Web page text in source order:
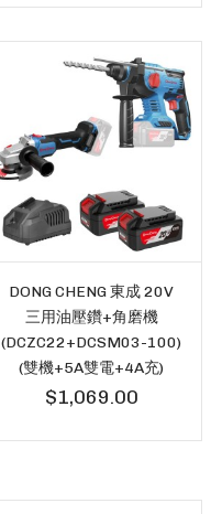
DONG CHENG 東成 20V
三用油壓鑽+角磨機
(DCZC22+DCSM03-100)
(雙機+5A雙電+4A充)
$1,069.00